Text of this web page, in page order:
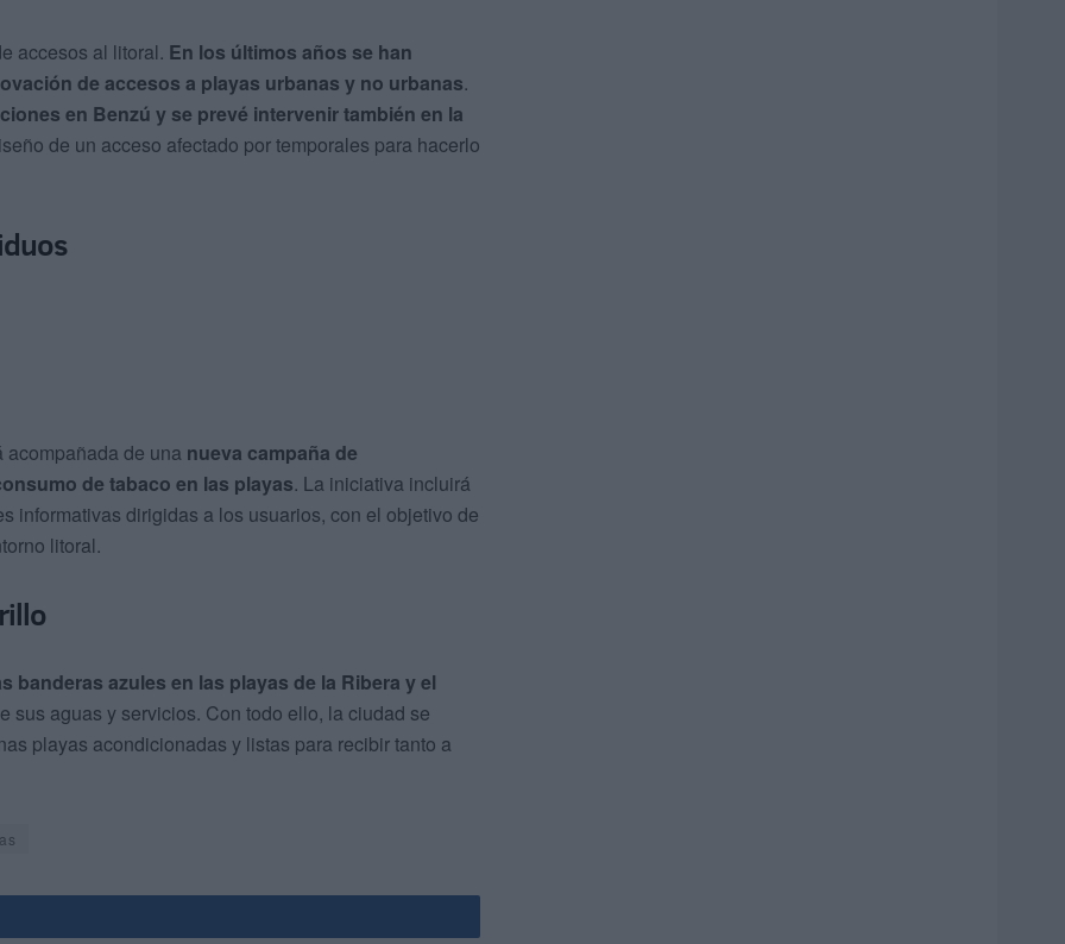
accesos al litoral. En los últimos años se han
de accesos a playas urbanas y no urbanas.
en Benzú y se prevé intervenir también en la
de un acceso afectado por temporales para hacerlo
de una nueva campaña de
de tabaco en las playas. La iniciativa incluirá
informativas dirigidas a los usuarios, con el objetivo de
litoral.
banderas azules en las playas de la Ribera y el
sus aguas y servicios. Con todo ello, la ciudad se
playas acondicionadas y listas para recibir tanto a